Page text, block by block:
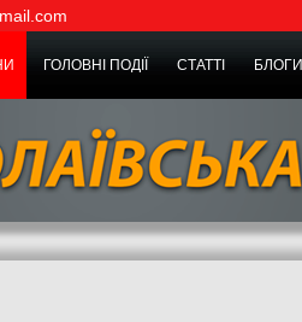
ГОЛОВНІ ПОДІЇ СТАТТІ БЛОГИ